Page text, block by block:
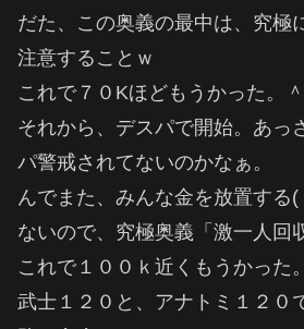
だた、この奥義の最中は、究極
注意することｗ
これで７０Kほどもうかった。＾
それから、デスパで開始。あっ
パ警戒されてないのかなぁ。
んでまた、みんな金を放置す
ないので、究極奥義「激一人回
これで１００ｋ近くもうかった
武士１２０と、アナトミ１２０